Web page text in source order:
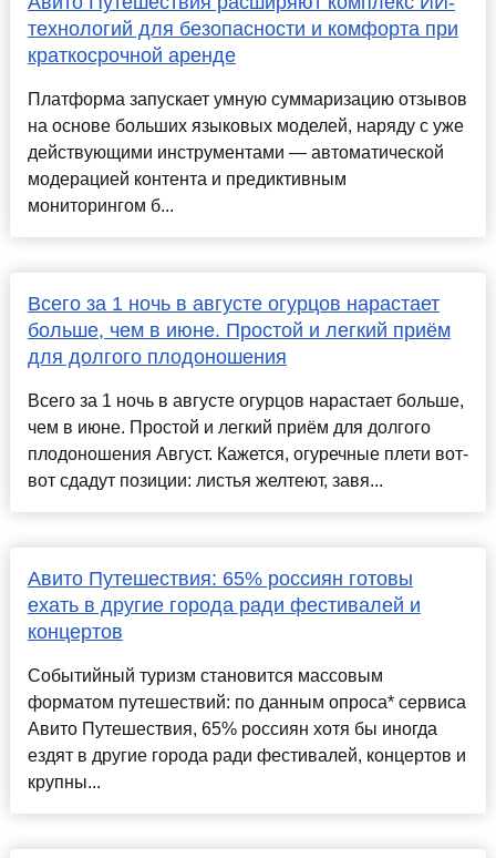
технологий для безопасности и комфорта при
краткосрочной аренде
Платформа запускает умную суммаризацию отзывов
на основе больших языковых моделей, наряду с уже
действующими инструментами — автоматической
модерацией контента и предиктивным
мониторингом б...
Всего за 1 ночь в августе огурцов нарастает
больше, чем в июне. Простой и легкий приём
для долгого плодоношения
Всего за 1 ночь в августе огурцов нарастает больше,
чем в июне. Простой и легкий приём для долгого
плодоношения Август. Кажется, огуречные плети вот-
вот сдадут позиции: листья желтеют, завя...
Авито Путешествия: 65% россиян готовы
ехать в другие города ради фестивалей и
концертов
Событийный туризм становится массовым
форматом путешествий: по данным опроса* сервиса
Авито Путешествия, 65% россиян хотя бы иногда
ездят в другие города ради фестивалей, концертов и
крупны...